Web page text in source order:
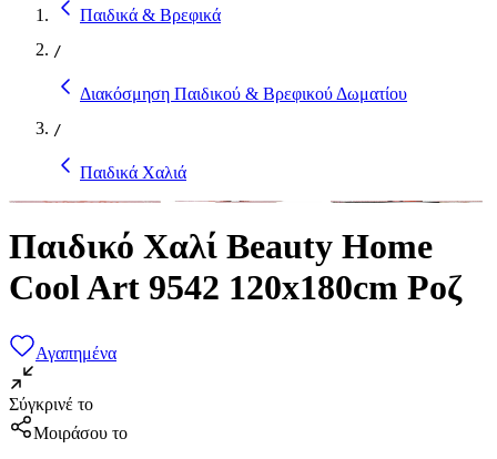
Παιδικά & Βρεφικά
/
Διακόσμηση Παιδικού & Βρεφικού Δωματίου
/
Παιδικά Χαλιά
Παιδικό Χαλί Beauty Home
Cool Art 9542 120x180cm Ροζ
Αγαπημένα
Σύγκρινέ το
Μοιράσου το